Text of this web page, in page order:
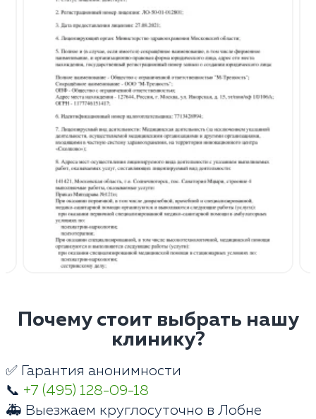
Почему стоит выбрать нашу
клинику?
✅ Гарантия анонимности
📞 +7 (495) 128-09-18
🚑 Выезжаем круглосуточно в Лобне